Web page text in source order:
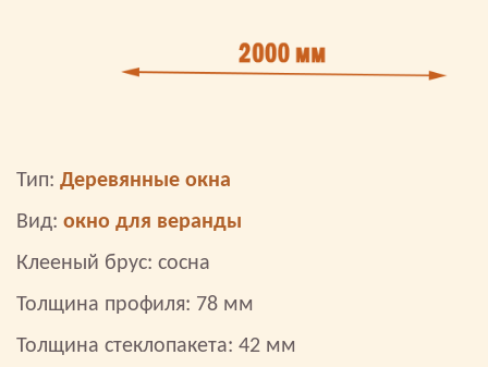
Тип: Деревянные окна
Вид: окно для веранды
Клееный брус: сосна
Толщина профиля: 78 мм
Толщина стеклопакета: 42 мм